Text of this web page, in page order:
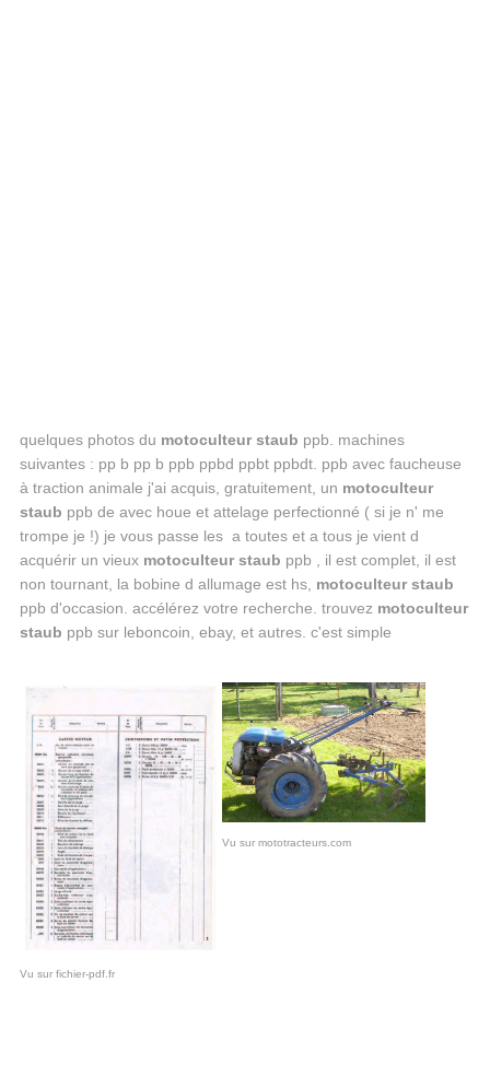
quelques photos du motoculteur staub ppb. machines
suivantes : pp b pp b ppb ppbd ppbt ppbdt. ppb avec faucheuse
à traction animale j'ai acquis, gratuitement, un motoculteur
staub ppb de avec houe et attelage perfectionné ( si je n' me
trompe je !) je vous passe les a toutes et a tous je vient d
acquérir un vieux motoculteur staub ppb , il est complet, il est
non tournant, la bobine d allumage est hs, motoculteur staub
ppb d'occasion. accélérez votre recherche. trouvez motoculteur
staub ppb sur leboncoin, ebay, et autres. c'est simple
Vu sur fichier-pdf.fr
Vu sur mototracteurs.com